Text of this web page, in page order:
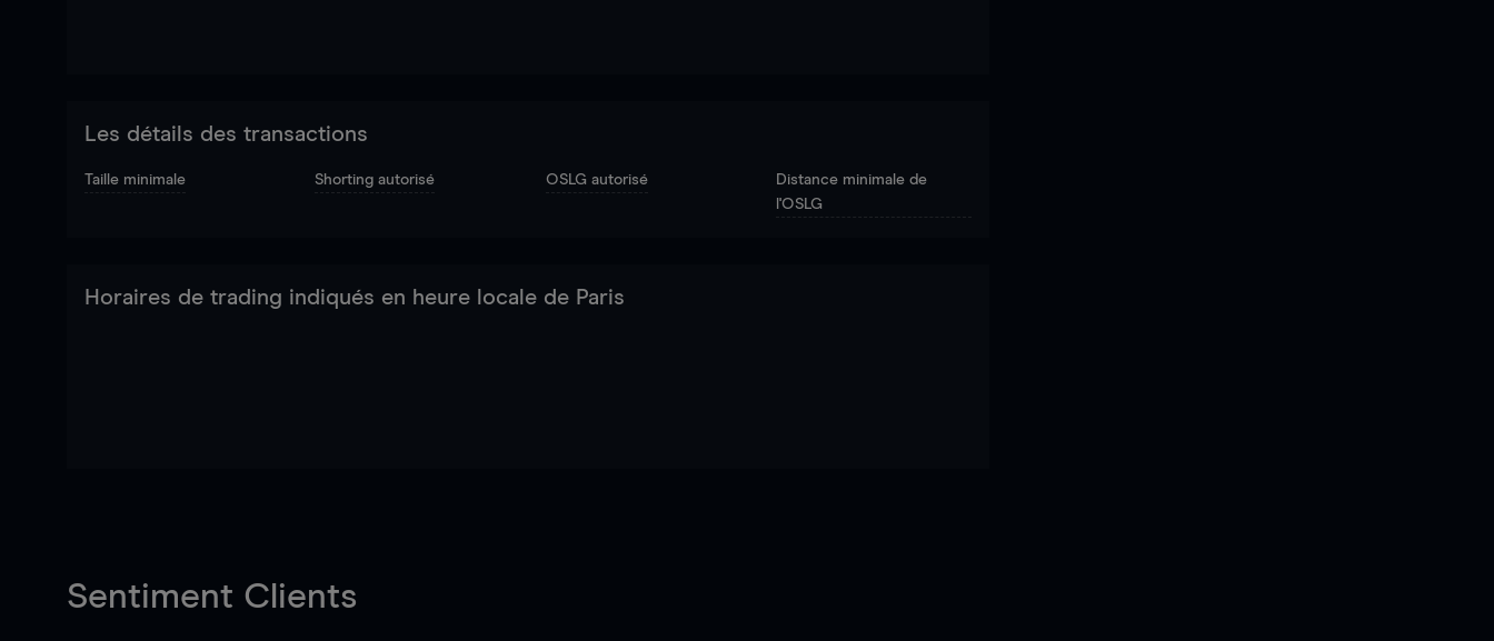
Les détails des transactions
Taille minimale Shorting autorisé OSLG autorisé
Distance minimale de
l'OSLG
Horaires de trading indiqués en heure locale de Paris
Sentiment Clients